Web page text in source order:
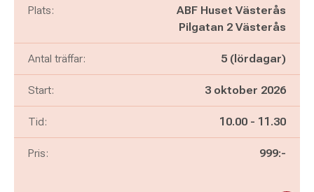
Plats:
ABF Huset Västerås
Pilgatan 2 Västerås
Antal träffar: 5 (lördagar)
Start: 3 oktober 2026
Tid: Pågår mellan
10.00 - och
11.30
Pris: 999:-